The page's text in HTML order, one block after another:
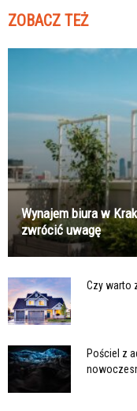
ZOBACZ TEŻ
Wynajem biura w
zwrócić uwagę
Czy warto
Pościel z